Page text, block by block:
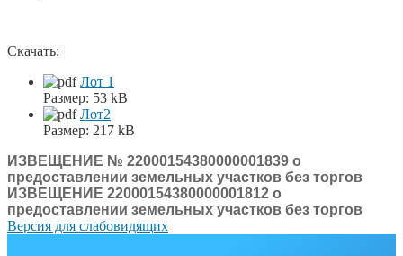
Скачать:
Лот 1
Размер: 53 kB
Лот2
Размер: 217 kB
ИЗВЕЩЕНИЕ № 22000154380000001839 о
предоставлении земельных участков без торгов
ИЗВЕЩЕНИЕ 22000154380000001812 о
предоставлении земельных участков без торгов
Версия для слабовидящих